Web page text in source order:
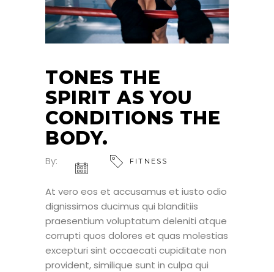
TONES THE
SPIRIT AS YOU
CONDITIONS THE
BODY.
By: FITNESS
At vero eos et accusamus et iusto odio
dignissimos ducimus qui blanditiis
praesentium voluptatum deleniti atque
corrupti quos dolores et quas molestias
excepturi sint occaecati cupiditate non
provident, similique sunt in culpa qui